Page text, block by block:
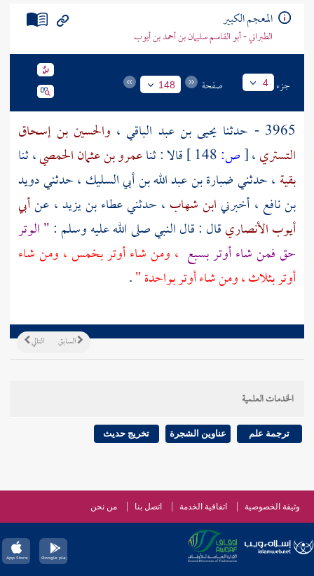
المعجم الكبير
الطبراني - أبو القاسم سليمان بن أحمد بن أيوب
جزء 4 صفحة 148
3965 - حدثنا يحيى بن عبد الباقي ، والحسين بن إسحاق
التستري،[ص: قالا : ثناعمرو بن عثمان الحمصي، ثنا
بقية ، حدثنيضبارة بن عبد الله بن أبي السليك ، حدثنيدويد
بن نافع ، أخبرنيابن شهاب ، حدثنيعطاء بن يزيد، عنأبي
أيوب الأنصاريقال : قال النبي صلى الله عليه وسلم :" الوتر
حق فمن شاء أوتر بسبع ، ومن شاء أوتر بخمس ، ومن شاء
أوتر بثلاث ، ومن شاء أوتر بواحدة ".
التالي السابق
الخدمات العلمية
ترجمة علم عناوين الشجرة تخريج حديث
وثيقة الخصوصية اتفاقية الخدمة اتصل بنا من نحن